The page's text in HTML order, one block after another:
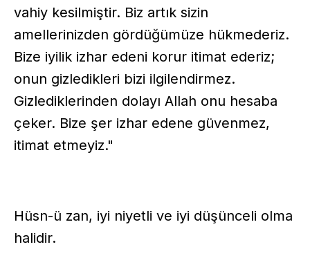
vahiy kesilmiştir. Biz artık sizin
amellerinizden gördüğümüze hükmederiz.
Bize iyilik izhar edeni korur itimat ederiz;
onun gizledikleri bizi ilgilendirmez.
Gizlediklerinden dolayı Allah onu hesaba
çeker. Bize şer izhar edene güvenmez,
itimat etmeyiz."
Hüsn-ü zan, iyi niyetli ve iyi düşünceli olma
halidir.